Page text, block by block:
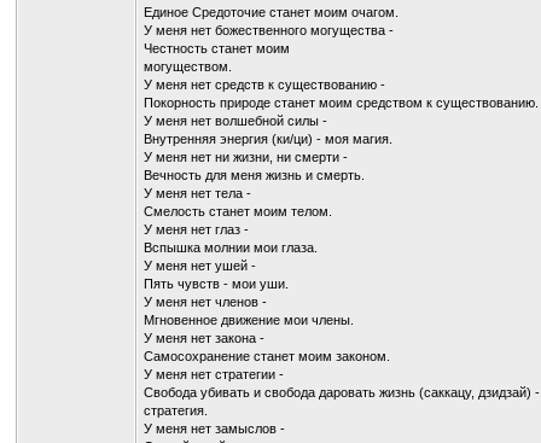
Единое Средоточие станет моим очагом.
У меня нет божественного могущества -
Честность станет моим
могуществом.
У меня нет средств к существованию -
Покорность природе станет моим средством к существованию.
У меня нет волшебной силы -
Внутренняя энергия (ки/ци) - моя магия.
У меня нет ни жизни, ни смерти -
Вечность для меня жизнь и смерть.
У меня нет тела -
Смелость станет моим телом.
У меня нет глаз -
Вспышка молнии мои глаза.
У меня нет ушей -
Пять чувств - мои уши.
У меня нет членов -
Мгновенное движение мои члены.
У меня нет закона -
Самосохранение станет моим законом.
У меня нет стратегии -
Свобода убивать и свобода даровать жизнь (саккацу, дзидзай)
стратегия.
У меня нет замыслов -